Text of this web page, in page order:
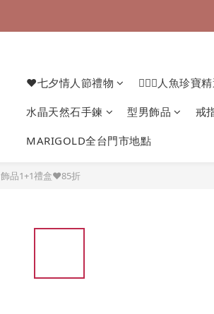
❤七夕情人節禮物 🧜🏻‍♀️人魚珍寶
水晶天然石手鍊 型男飾品 戒
MARIGOLD全台門市地點
飾品1+1禮盒❤85折